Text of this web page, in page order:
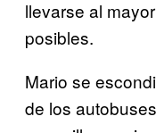
llevarse al
posibles.
Mario se
de los